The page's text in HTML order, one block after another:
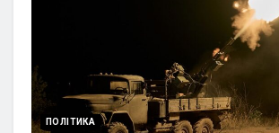
ПОЛІТИКА